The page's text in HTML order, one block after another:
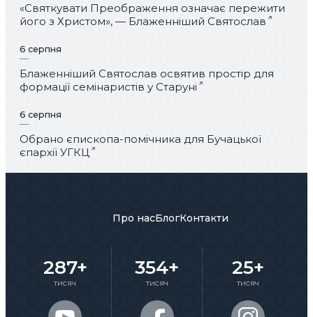
«Святкувати Преображення означає пережити
його з Христом», — Блаженніший Святослав
6 серпня
Блаженніший Святослав освятив простір для
формації семінаристів у Старуні
6 серпня
Обрано єпископа-помічника для Бучацької
єпархії УГКЦ
Про насБлогКонтакти
287+
тисяч
354+
тисяч
25+
тисяч